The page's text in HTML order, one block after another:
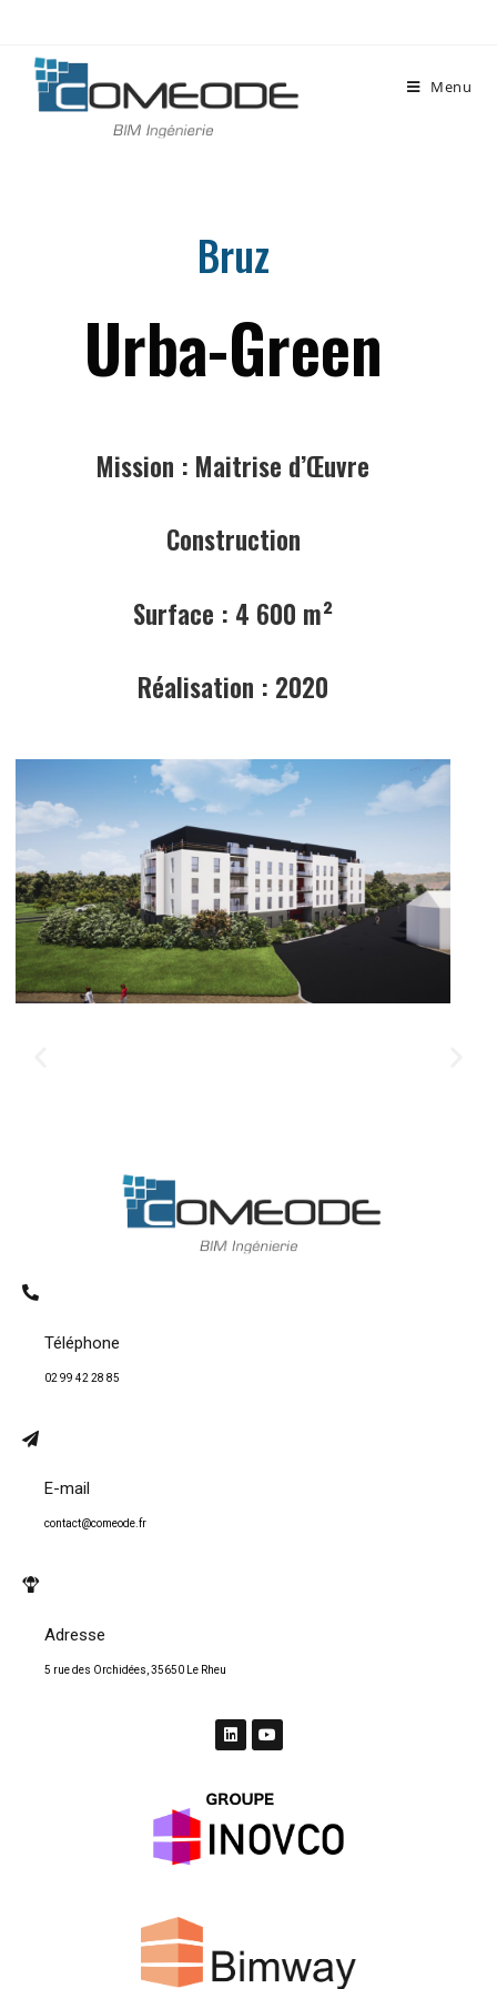
Menu
Bruz
Urba-Green
Mission : Maitrise d’Œuvre
Construction
Surface : 4 600 m²
Réalisation : 2020
Téléphone
02 99 42 28 85
E-mail
contact@comeode.fr
Adresse
5 rue des Orchidées, 35650 Le Rheu